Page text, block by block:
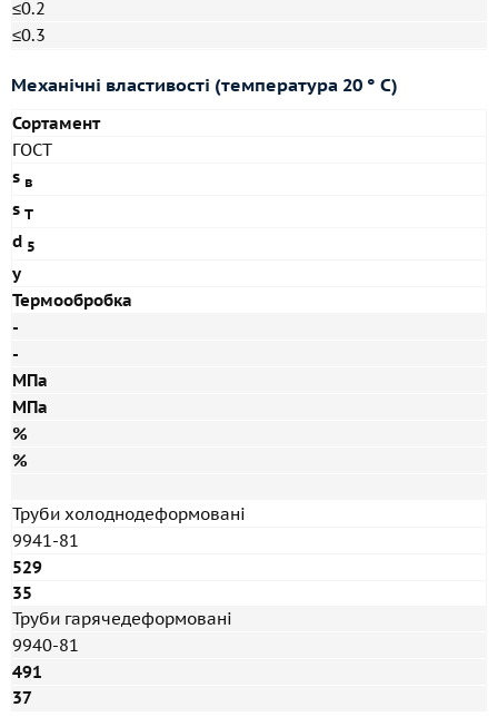
≤0.2
≤0.3
Механічні властивості (температура 20 ° С)
Сортамент
ГОСТ
s в
s T
d 5
y
Термообробка
-
-
МПа
МПа
%
%
Труби холоднодеформовані
9941-81
529
35
Труби гарячедеформовані
9940-81
491
37